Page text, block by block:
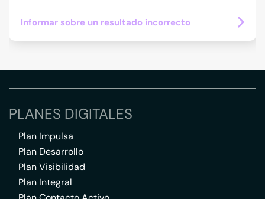
Informar sobre un resultado incorrecto
PLANES DIGITALES
Plan Impulsa
Plan Desarrollo
Plan Visibilidad
Plan Integral